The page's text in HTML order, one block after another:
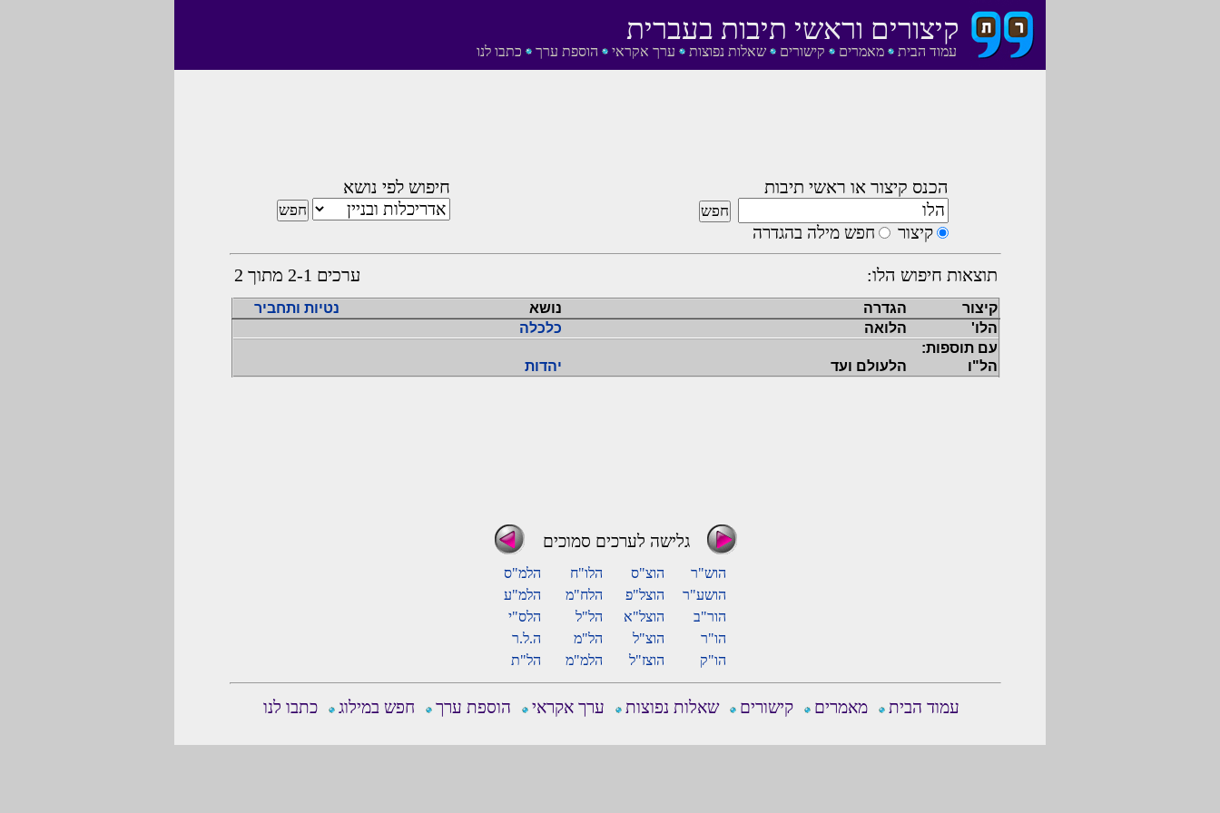
עמוד הבית מאמרים קישורים שאלות נפוצות ערך אקראי הוספת ערך כתבו לנו
קיצורים וראשי תיבות בעברית
הכנס קיצור או ראשי תיבות
קיצור חפש מילה בהגדרה
חיפוש לפי נושא
תוצאות חיפוש הלו: ערכים 2-1 מתוך 2
קיצור הגדרה נושא
נטיות ותחביר
הלו'
הלואה
כלכלה
עם תוספות:
הל"ו
הלעולם ועד יהדות
גלישה לערכים סמוכים
הוש"ר הוצ"ס הלו"ח
הלמ"ס
הושע"ר
הוצל"פ הלח"מ
הלמ"ע
הור"ב
הוצל"א הל"ל
הלס"י
הו"ר
הוצ"ל הל"מ
ה.ל.ר
הו"ק
הוצז"ל הלמ"מ הל"ת
עמוד הבית מאמרים קישורים שאלות נפוצות ערך אקראי הוספת ערך חפש במילוג כתבו לנו